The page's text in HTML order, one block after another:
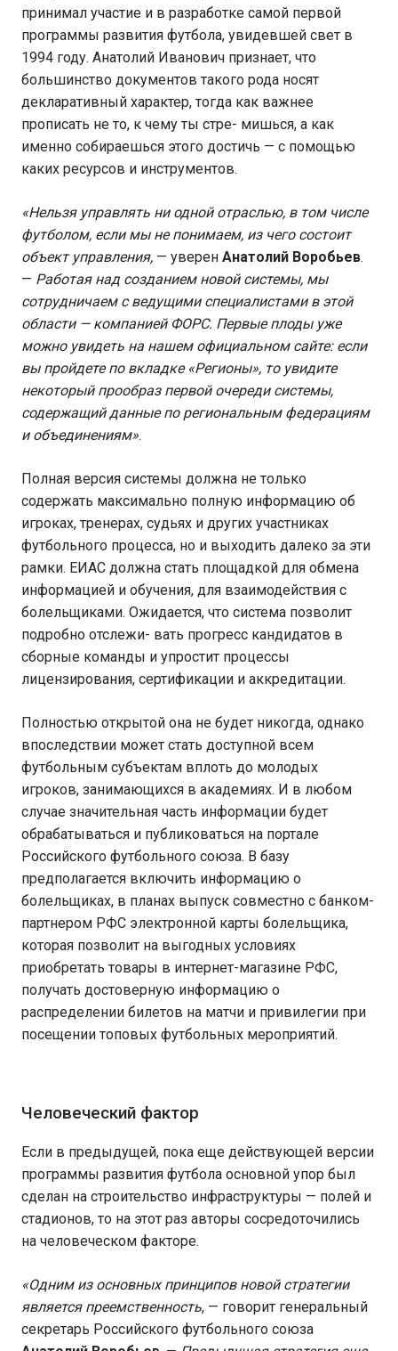
принимал участие и в разработке самой первой
программы развития футбола, увидевшей свет в
1994 году. Анатолий Иванович признает, что
большинство документов такого рода носят
декларативный характер, тогда как важнее
прописать не то, к чему ты стре- мишься, а как
именно собираешься этого достичь — с помощью
каких ресурсов и инструментов.
«Нельзя управлять ни одной отраслью, в том числе
футболом, если мы не понимаем, из чего состоит
объект управления, — уверен Анатолий Воробьев.
— Работая над созданием новой системы, мы
сотрудничаем с ведущими специалистами в этой
области — компанией ФОРС. Первые плоды уже
можно увидеть на нашем официальном сайте: если
вы пройдете по вкладке «Регионы», то увидите
некоторый прообраз первой очереди системы,
содержащий данные по региональным федерациям
и объединениям».
Полная версия системы должна не только
содержать максимально полную информацию об
игроках, тренерах, судьях и других участниках
футбольного процесса, но и выходить далеко за эти
рамки. ЕИАС должна стать площадкой для обмена
информацией и обучения, для взаимодействия с
болельщиками. Ожидается, что система позволит
подробно отслежи- вать прогресс кандидатов в
сборные команды и упростит процессы
лицензирования, сертификации и аккредитации.
Полностью открытой она не будет никогда, однако
впоследствии может стать доступной всем
футбольным субъектам вплоть до молодых
игроков, занимающихся в академиях. И в любом
случае значительная часть информации будет
обрабатываться и публиковаться на портале
Российского футбольного союза. В базу
предполагается включить информацию о
болельщиках, в планах выпуск совместно с банком-
партнером РФС электронной карты болельщика,
которая позволит на выгодных условиях
приобретать товары в интернет-магазине РФС,
получать достоверную информацию о
распределении билетов на матчи и привилегии при
посещении топовых футбольных мероприятий.
Человеческий фактор
Если в предыдущей, пока еще действующей версии
программы развития футбола основной упор был
сделан на строительство инфраструктуры — полей и
стадионов, то на этот раз авторы сосредоточились
на человеческом факторе.
«Одним из основных принципов новой стратегии
является преемственность, — говорит генеральный
секретарь Российского футбольного союза